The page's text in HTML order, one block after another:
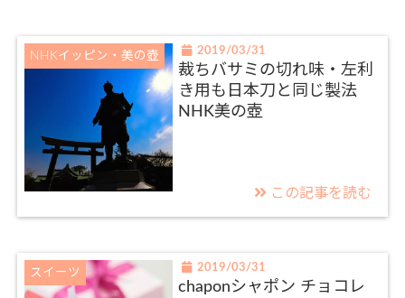
NHKイッピン・美の壺 2019/03/31
裁ちバサミの切れ味・左利
き用も日本刀と同じ製法
NHK美の壺
この記事を読む
スイーツ 2019/03/31
chaponシャポン チョコレ